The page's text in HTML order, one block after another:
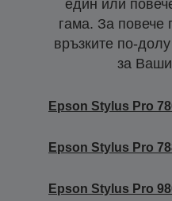
един или
гама. За повече
връзките по-
за
Epson Stylus Pro
Epson Stylus Pro
Epson Stylus Pro